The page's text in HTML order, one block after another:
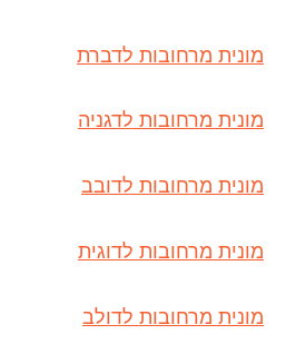
מונית מרחובות לדברת
מונית מרחובות לדגניה
מונית מרחובות לדובב
מונית מרחובות לדוגית
מונית מרחובות לדולב